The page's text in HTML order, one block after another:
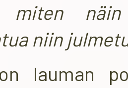
miten näin
niin
lauman